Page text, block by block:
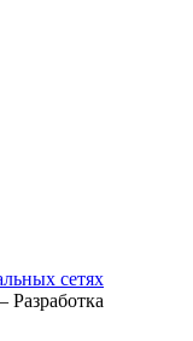
сетях